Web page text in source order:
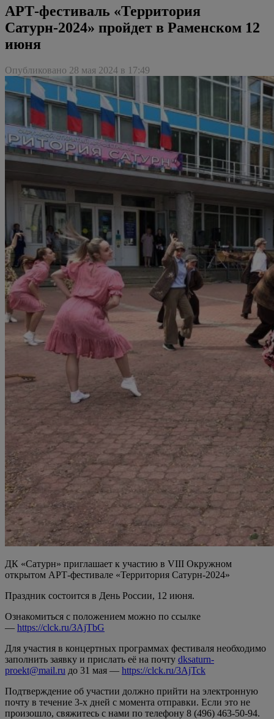
АРТ-фестиваль «Территория
Сатурн-2024» пройдет в Раменском 12
июня
Опубликовано 28 мая 2024 в 17:49
ДК «Сатурн» приглашает к участию в VIII Окружном
открытом АРТ-фестивале «Территория Сатурн-2024»
Праздник состоится в День России, 12 июня.
Ознакомиться с положением можно по ссылке
— https://clck.ru/3AjTbG
Для участия в концертных программах фестиваля необходимо
заполнить заявку и прислать её на почту dksaturn-
proekt@mail.ru до 31 мая — https://clck.ru/3AjTck
Подтверждение об участии должно прийти на электронную
почту в течение 3-х дней с момента отправки. Если это не
произошло, свяжитесь с нами по телефону 8 (496) 463-50-94.